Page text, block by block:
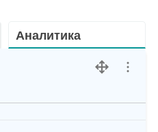
Аналитика